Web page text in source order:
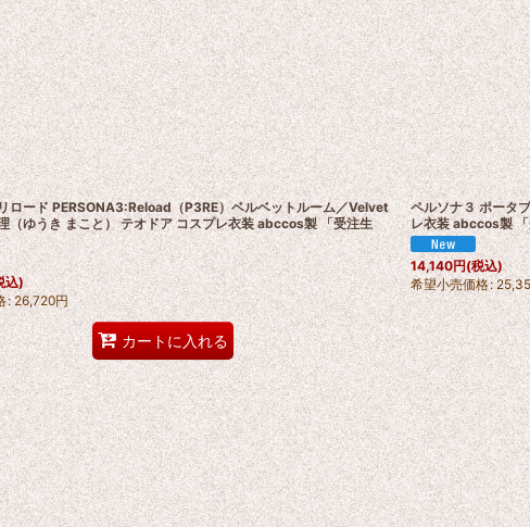
絞り込む
ロード PERSONA3:Reload（P3RE）ベルベットルーム／Velvet
（ゆうき まこと） テオドア コスプレ衣装 abccos製 「受注生
込)
: 26,720円
カートに入れる
ペルソナ３ ポータ
レ衣装 abccos製
14,140円(税込)
希望小売価格: